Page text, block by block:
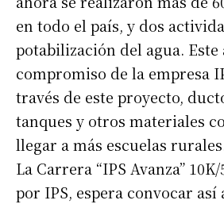
Número de teléfono
en todo el país, y dos
potabilización del agua. Este
compromiso de la empresa
través de este proyecto,
tanques y otros materiales
llegar a más escuelas
La Carrera “IPS Avanza”
por IPS, espera convocar así